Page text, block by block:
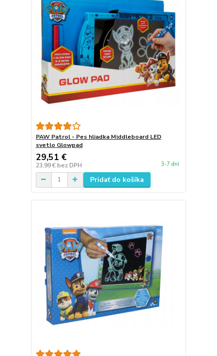
PAW Patrol - Pes hliadka Middleboard LED
svetlo Glowpad
29,51 €
23,99 € bez DPH 3-7 dní
Pridať do košíka